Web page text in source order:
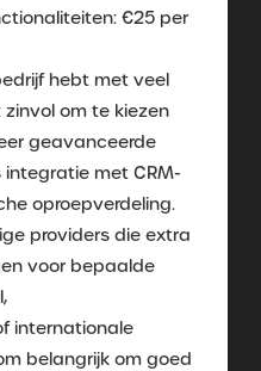
€25 per
hebt met veel
om te kiezen
geavanceerde
met CRM-
oproepverdeling.
providers die extra
voor bepaalde
internationale
belangrijk om goed